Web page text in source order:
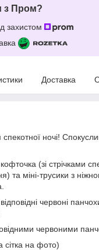
з Пром?
захистом
Доставка
ночі!
(зі стрічками
та міні-трусики з
червоні
червоними
сітка на фото)